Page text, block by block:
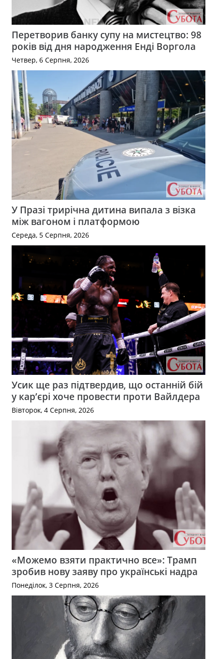
Перетворив банку супу на мистецтво: 98
років від дня народження Енді Воргола
Четвер, 6 Серпня, 2026
У Празі трирічна дитина випала з візка
між вагоном і платформою
Середа, 5 Серпня, 2026
Усик ще раз підтвердив, що останній бій
у кар’єрі хоче провести проти Вайлдера
Вівторок, 4 Серпня, 2026
«Можемо взяти практично все»: Трамп
зробив нову заяву про українські надра
Понеділок, 3 Серпня, 2026